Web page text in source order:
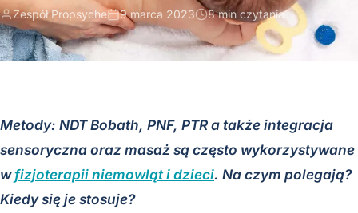
Zespół Propsyche 9 marca 2023 8 min czytania
Metody: NDT Bobath, PNF, PTR a także integracja
sensoryczna oraz masaż są często wykorzystywane
wfizjoterapii niemowląt i dzieci. Na czym polegają?
Kiedy się je stosuje?